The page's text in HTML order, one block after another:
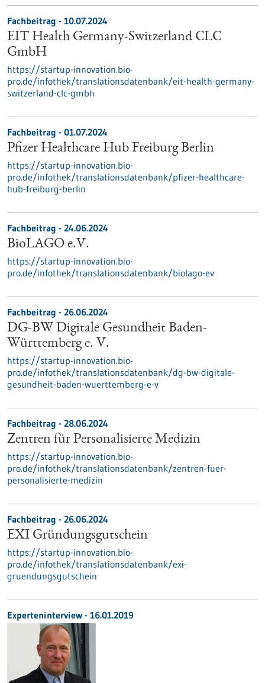
Fachbeitrag - 10.07.2024
EIT Health Germany-Switzerland CLC
GmbH
https://startup-innovation.bio-
pro.de/infothek/translationsdatenbank/eit-health-germany-
switzerland-clc-gmbh
Fachbeitrag - 01.07.2024
Pfizer Healthcare Hub Freiburg Berlin
https://startup-innovation.bio-
pro.de/infothek/translationsdatenbank/pfizer-healthcare-
hub-freiburg-berlin
Fachbeitrag - 24.06.2024
BioLAGO e.V.
https://startup-innovation.bio-
pro.de/infothek/translationsdatenbank/biolago-ev
Fachbeitrag - 26.06.2024
DG-BW Digitale Gesundheit Baden-
Württemberg e. V.
https://startup-innovation.bio-
pro.de/infothek/translationsdatenbank/dg-bw-digitale-
gesundheit-baden-wuerttemberg-e-v
Fachbeitrag - 28.06.2024
Zentren für Personalisierte Medizin
https://startup-innovation.bio-
pro.de/infothek/translationsdatenbank/zentren-fuer-
personalisierte-medizin
Fachbeitrag - 26.06.2024
EXI Gründungsgutschein
https://startup-innovation.bio-
pro.de/infothek/translationsdatenbank/exi-
gruendungsgutschein
Experteninterview - 16.01.2019